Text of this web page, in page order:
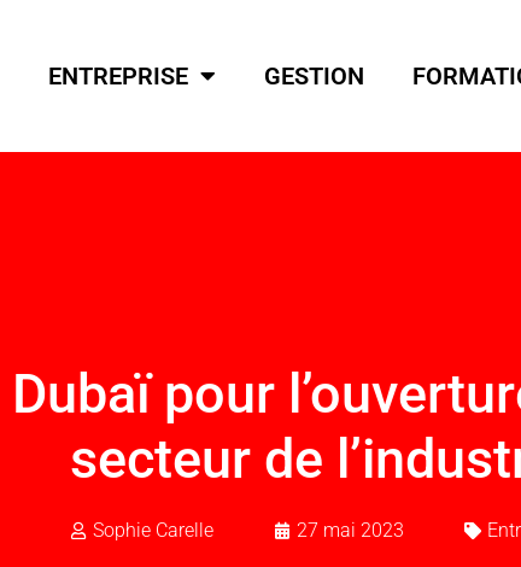
ENTREPRISE GESTION
pour
secteur de
Sophie Carelle 27 mai 2023